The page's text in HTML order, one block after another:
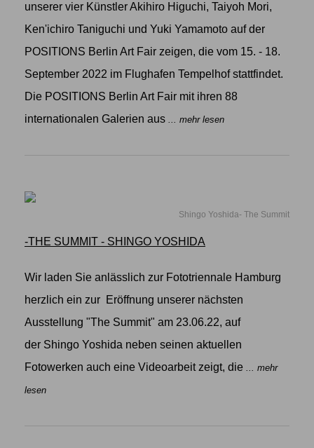
unserer vier Künstler Akihiro Higuchi, Taiyoh Mori,
Ken'ichiro Taniguchi und Yuki Yamamoto auf der
POSITIONS Berlin Art Fair zeigen, die vom 15. - 18.
September 2022 im Flughafen Tempelhof stattfindet.
Die POSITIONS Berlin Art Fair mit ihren 88
internationalen Galerien aus ... mehr lesen
Shingo Yoshida- The Summit
-THE SUMMIT - SHINGO YOSHIDA
Wir laden Sie anlässlich zur Fototriennale Hamburg
herzlich ein zur Eröffnung unserer nächsten
Ausstellung "The Summit" am 23.06.22, auf
der Shingo Yoshida neben seinen aktuellen
Fotowerken auch eine Videoarbeit zeigt, die ... mehr
lesen